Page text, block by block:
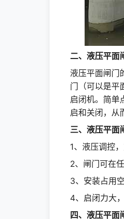
二、液压平面
液压平面闸门
门（可以是平
启闭机。简单
启和关闭，从
三、液压平面
1、液压调控
2、闸门可在
3、安装占用
4、启闭力大
四、液压平面